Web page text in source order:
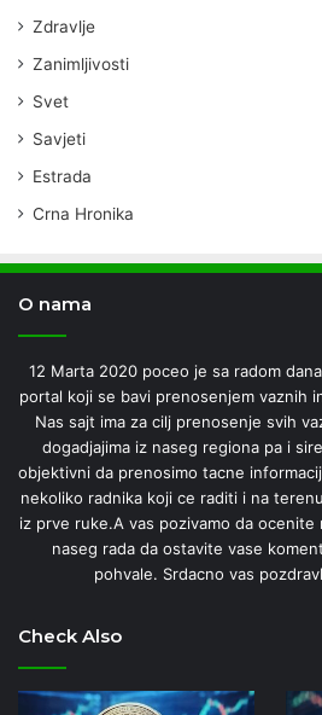
Zdravlje
Zanimljivosti
Svet
Savjeti
Estrada
Crna Hronika
O nama
12 Marta 2020 poceo je sa radom
portal koji se bavi prenosenjem vaznih
Nas sajt ima za cilj prenosenje svih
dogadjajima iz naseg regiona pa i
objektivni da prenosimo tacne
nekoliko radnika koji ce raditi i na
iz prve ruke.A vas pozivamo da ocenite
naseg rada da ostavite vase
pohvale. Srdacno vas
Check Also